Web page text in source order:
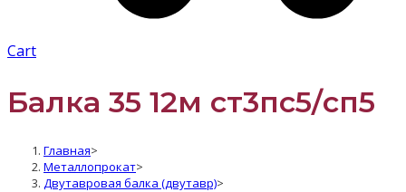
Cart
Балка 35 12м ст3пс5/сп5
Главная>
Металлопрокат>
Двутавровая балка (двутавр)>